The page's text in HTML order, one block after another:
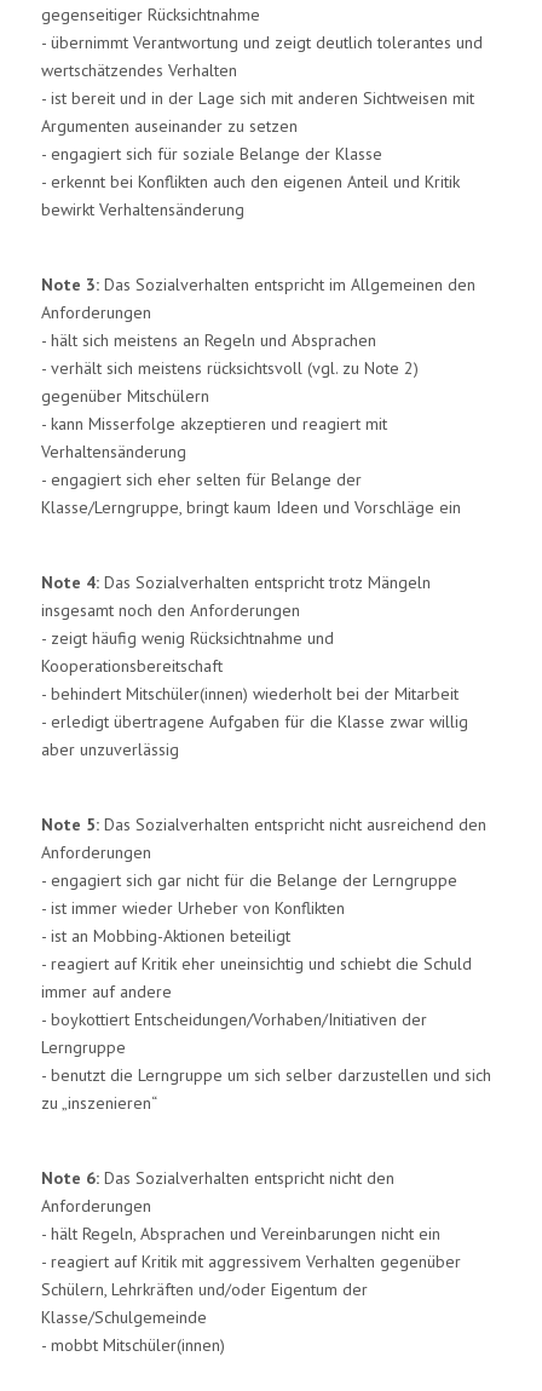
gegenseitiger Rücksichtnahme
- übernimmt Verantwortung und zeigt deutlich tolerantes und
wertschätzendes Verhalten
- ist bereit und in der Lage sich mit anderen Sichtweisen mit
Argumenten auseinander zu setzen
- engagiert sich für soziale Belange der Klasse
- erkennt bei Konflikten auch den eigenen Anteil und Kritik
bewirkt Verhaltensänderung
Note 3: Das Sozialverhalten entspricht im Allgemeinen den
Anforderungen
- hält sich meistens an Regeln und Absprachen
- verhält sich meistens rücksichtsvoll (vgl. zu Note 2)
gegenüber Mitschülern
- kann Misserfolge akzeptieren und reagiert mit
Verhaltensänderung
- engagiert sich eher selten für Belange der
Klasse/Lerngruppe, bringt kaum Ideen und Vorschläge ein
Note 4: Das Sozialverhalten entspricht trotz Mängeln
insgesamt noch den Anforderungen
- zeigt häufig wenig Rücksichtnahme und
Kooperationsbereitschaft
- behindert Mitschüler(innen) wiederholt bei der Mitarbeit
- erledigt übertragene Aufgaben für die Klasse zwar willig
aber unzuverlässig
Note 5: Das Sozialverhalten entspricht nicht ausreichend den
Anforderungen
- engagiert sich gar nicht für die Belange der Lerngruppe
- ist immer wieder Urheber von Konflikten
- ist an Mobbing-Aktionen beteiligt
- reagiert auf Kritik eher uneinsichtig und schiebt die Schuld
immer auf andere
- boykottiert Entscheidungen/Vorhaben/Initiativen der
Lerngruppe
- benutzt die Lerngruppe um sich selber darzustellen und sich
zu „inszenieren“
Note 6: Das Sozialverhalten entspricht nicht den
Anforderungen
- hält Regeln, Absprachen und Vereinbarungen nicht ein
- reagiert auf Kritik mit aggressivem Verhalten gegenüber
Schülern, Lehrkräften und/oder Eigentum der
Klasse/Schulgemeinde
- mobbt Mitschüler(innen)